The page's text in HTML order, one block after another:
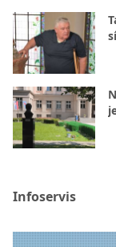
Infoservis